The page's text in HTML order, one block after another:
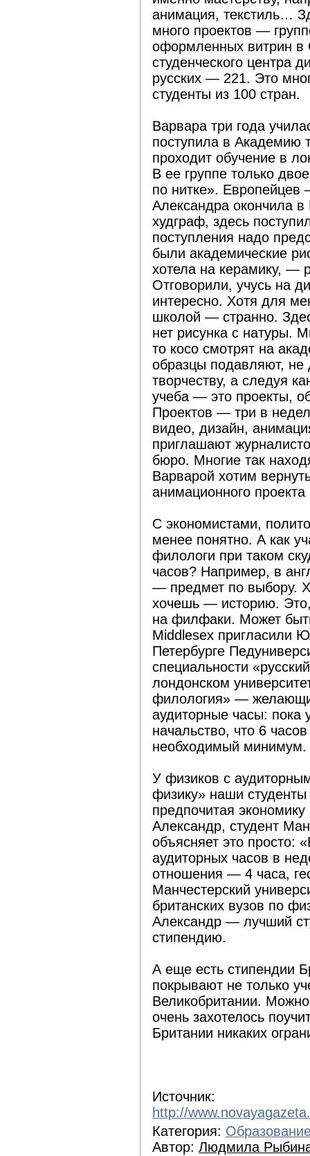
анимация, текстиль…
много проектов —
оформленных витрин
студенческого центра
русских — 221. Это
студенты из 100 стран.
Варвара три года
поступила в Академию
проходит обучение в
В ее группе только
по нитке».
Александра окончила
худграф, здесь
поступления надо
были академические
хотела на керамику, —
Отговорили, учусь на
интересно. Хотя для
школой — странно.
нет рисунка с натуры.
то косо смотрят на
образцы подавляют, не
творчеству, а следуя
учеба — это проекты,
Проектов — три в
видео, дизайн,
приглашают
бюро. Многие так
Варварой хотим
анимационного
С экономистами,
менее понятно. А как
филологи при таком
часов? Например, в
— предмет по выбору.
хочешь — историю. Это,
на филфаки. Может
Middlesex пригласили
Петербурге
специальности
лондонском
филология» —
аудиторные часы: пока
начальство, что 6
необходимый минимум.
У физиков с
физику» наши студенты
предпочитая
Александр, студент
объясняет это просто:
аудиторных часов в
отношения — 4 часа,
Манчестерский
британских вузов по
Александр — лучший
стипендию.
А еще есть стипендии
покрывают не только
Великобритании.
очень захотелось
Британии никаких
Источник:
http://
Категория:
Автор: Людмила